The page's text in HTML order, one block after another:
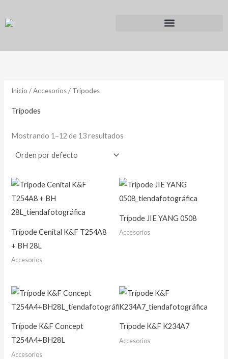
Inicio /Accesorios/ Trípodes
Trípodes
Mostrando 1–12 de 13 resultados
Trípode Cenital K&F T254A8
+ BH 28L
Accesorios
Trípode JIE YANG 0508
Accesorios
Trípode K&F Concept
T254A4+BH28L
Accesorios
Trípode K&F K234A7
Accesorios